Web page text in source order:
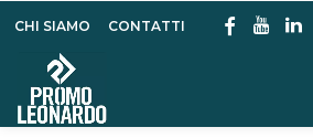
CHI SIAMO CONTATTI